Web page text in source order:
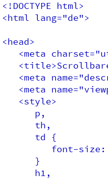
<!DOCTYPE html>
<html lang="de">
<head>
<meta
<meta
<meta
   <style>
      p,
      th,
      td {
font-
      }
      h1,